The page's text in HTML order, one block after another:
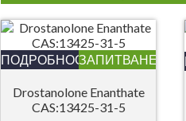
ПОДРОБНОСТИЗАПИТВАНЕ
Drostanolone Enanthate
CAS:13425-31-5